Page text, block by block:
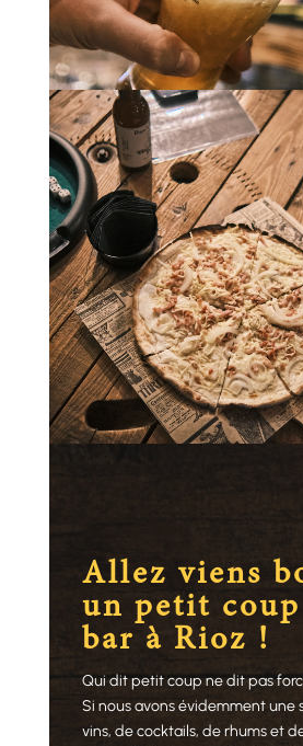
Allez viens
un petit coup
bar à Rioz !
Qui dit petit coup ne dit pas
Si nous avons évidemment une
vins, de cocktails, de rhums et